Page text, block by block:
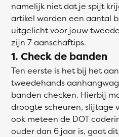
namelijk niet dat je spijt
artikel worden een aantal
uitgelicht voor jouw
zijn 7 aanschaftips.
1. Check de banden
Ten eerste is het bij het
tweedehands
banden checken. Hierbij
droogte scheuren, slijtage
ook meteen de DOT
ouder dan 6 jaar is, gaat